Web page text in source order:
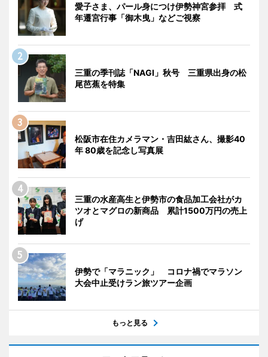
愛子さま、パール身につけ伊勢神宮参拝 式
年遷宮行事「御木曳」などご視察
三重の季刊誌「NAGI」秋号 三重県出身の松
尾芭蕉を特集
松阪市在住カメラマン・吉田紘さん、撮影40
年 80歳を記念し写真展
三重の水産高生と伊勢市の食品加工会社がカ
ツオとマグロの新商品 累計1500万円の売上
げ
伊勢で「マラニック」 コロナ禍でマラソン
大会中止受けラン旅ツアー企画
もっと見る